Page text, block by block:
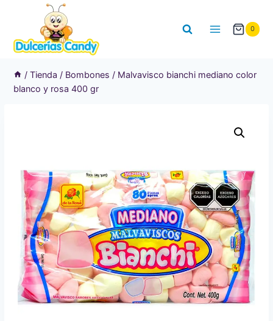
contenido
0
/ Tienda / Bombones / Malvavisco bianchi mediano color
blanco y rosa 400 gr